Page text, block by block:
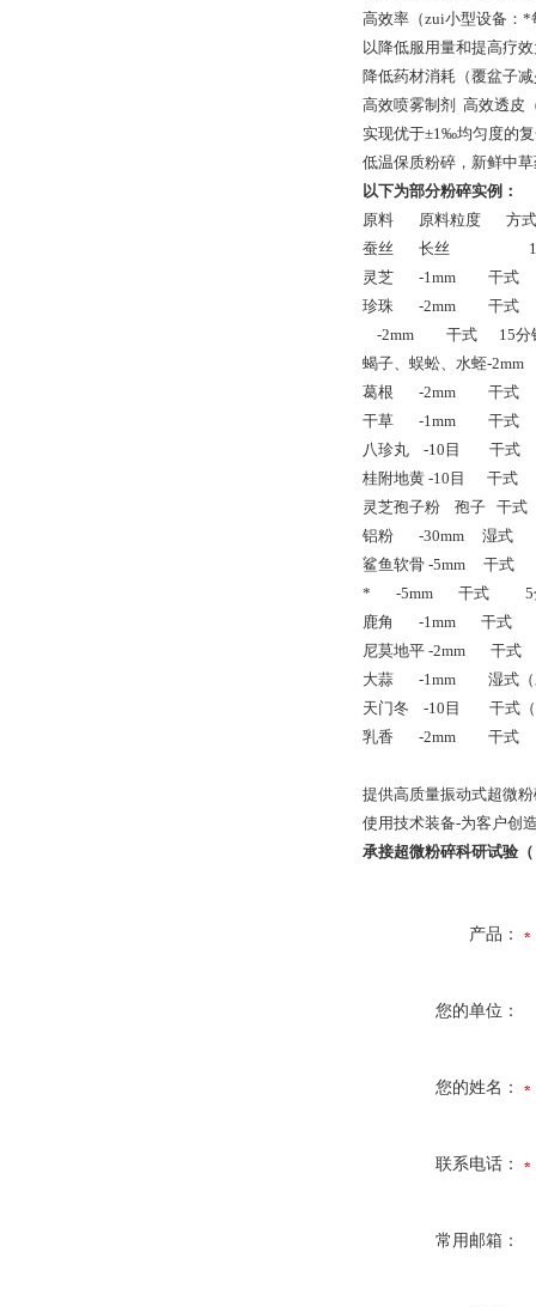
高效率（zui小型设备：*
以降低服用量和提高疗
降低药材消耗（覆盆子
高效喷雾制剂 高效透皮
实现优于±1‰均匀度的
低温保质粉碎，新鲜中
以下为部分粉碎实例：
原料 原料粒度 方
蚕丝 长丝 15分钟
灵芝 -1mm 干式
珍珠 -2mm 干式
-2mm 干式 15分
蝎子、蜈蚣、水蛭-
葛根 -2mm 干式
干草 -1mm 干式
八珍丸 -10目 干式
桂附地黄 -10目 干
灵芝孢子粉 孢子 干
铝粉 -30mm 湿式
鲨鱼软骨 -5mm 干
* -5mm 干式 5
鹿角 -1mm 干式
尼莫地平 -2mm 干
大蒜 -1mm 湿式（
天门冬 -10目 干式
乳香 -2mm 干式
提供高质量振动式超微
使用技术装备-为客户创
承接超微粉碎科研试验 （
产品：
您的单位：
您的姓名：
联系电话：
常用邮箱：